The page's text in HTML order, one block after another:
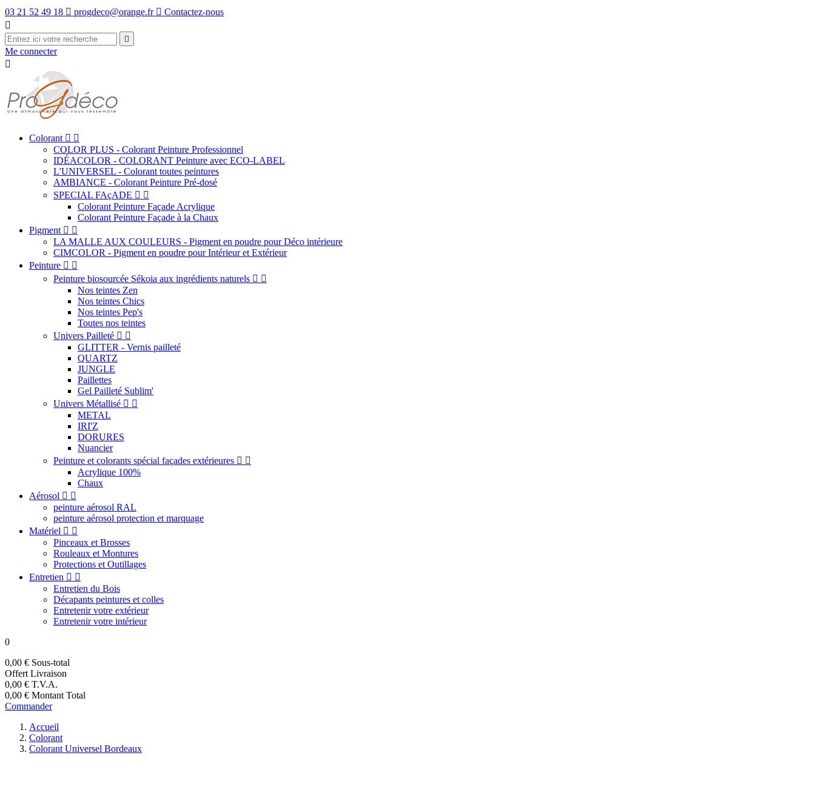
03 21 52 49 18  progdeco@orange.fr  Contactez-nous


Me connecter

Colorant  
COLOR PLUS - Colorant Peinture Professionnel
IDÉACOLOR - COLORANT Peinture avec ECO-LABEL
L'UNIVERSEL - Colorant toutes peintures
AMBIANCE - Colorant Peinture Pré-dosé
SPECIAL FAçADE  
Colorant Peinture Façade Acrylique
Colorant Peinture Façade à la Chaux
Pigment  
LA MALLE AUX COULEURS - Pigment en poudre pour Déco intérieure
CIMCOLOR - Pigment en poudre pour Intérieur et Extérieur
Peinture  
Peinture biosourcée Sékoia aux ingrédients naturels  
Nos teintes Zen
Nos teintes Chics
Nos teintes Pep's
Toutes nos teintes
Univers Pailleté  
GLITTER - Vernis pailleté
QUARTZ
JUNGLE
Paillettes
Gel Pailleté Sublim'
Univers Métallisé  
METAL
IRI'Z
DORURES
Nuancier
Peinture et colorants spécial façades extérieures  
Acrylique 100%
Chaux
Aérosol  
peinture aérosol RAL
peinture aérosol protection et marquage
Matériel  
Pinceaux et Brosses
Rouleaux et Montures
Protections et Outillages
Entretien  
Entretien du Bois
Décapants peintures et colles
Entretenir votre extérieur
Entretenir votre intérieur
0
0,00 € Sous-total
Offert Livraison
0,00 € T.V.A.
0,00 € Montant Total
Commander
Accueil
Colorant
Colorant Universel Bordeaux